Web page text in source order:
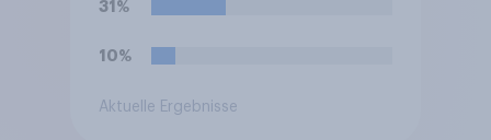
31%
10%
Aktuelle Ergebnisse